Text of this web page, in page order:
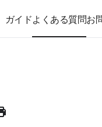
ガイドよくある質問お